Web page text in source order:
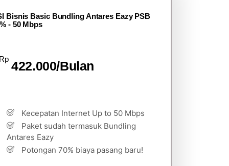
Bisnis Basic Bundling Antares Eazy PSB
- 50 Mbps
Rp 422.000/Bulan
Kecepatan Internet Up to 50 Mbps
Paket sudah termasuk Bundling
Antares Eazy
Potongan 70% biaya pasang baru!